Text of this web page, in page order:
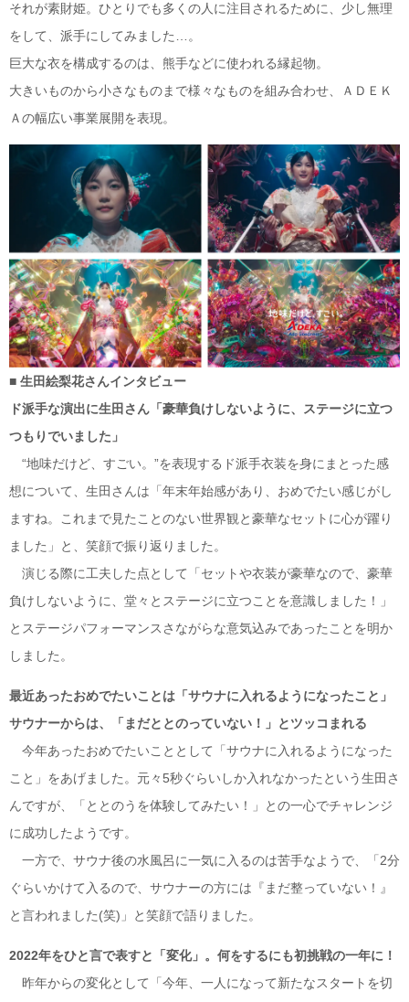
それが素財姫。ひとりでも多くの人に注目されるために、少し無理
をして、派手にしてみました…。
巨大な衣を構成するのは、熊手などに使われる縁起物。
大きいものから小さなものまで様々なものを組み合わせ、ＡＤＥＫ
Ａの幅広い事業展開を表現。
■ 生田 絵梨花さんインタビュー
ド派手な演出に生田さん「豪華負けしないように、ステージに立つ
つもりでいました」
“地味だけど、すごい。”を表現するド派手衣装を身にまとった感
想について、生田さんは「年末年始感があり、おめでたい感じがし
ますね。これまで見たことのない世界観と豪華なセットに心が躍り
ました」と、笑顔で振り返りました。
演じる際に工夫した点として「セットや衣装が豪華なので、豪華
負けしないように、堂々とステージに立つことを意識しました！」
とステージパフォーマンスさながらな意気込みであったことを明か
しました。
最近あったおめでたいことは「サウナに入れるようになったこと」
サウナーからは、 「まだととのっていない！」と ツッコまれる
今年あったおめでたいこととして「サウナに入れるようになった
こと」をあげました。元々5秒ぐらいしか入れなかったという生田さ
んですが、「ととのうを体験してみたい！」との一心でチャレンジ
に成功したようです。
一方で、サウナ後の水風呂に一気に入るのは苦手なようで、「2分
ぐらいかけて入るので、サウナーの方には『まだ整っていない！』
と言われました(笑)」と笑顔で語りました。
2022年をひと言で表すと「変化」。何をするにも初挑戦の一年に！
昨年からの変化として「今年、一人になって新たなスタートを切